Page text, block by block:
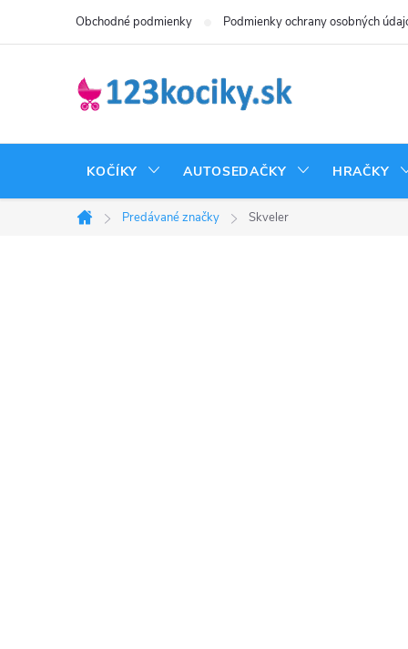
Obchodné podmienky Podmienky ochrany osobných
KOČÍKY AUTOSEDAČKY HRAČKY
Domov
Predávané značky Skveler